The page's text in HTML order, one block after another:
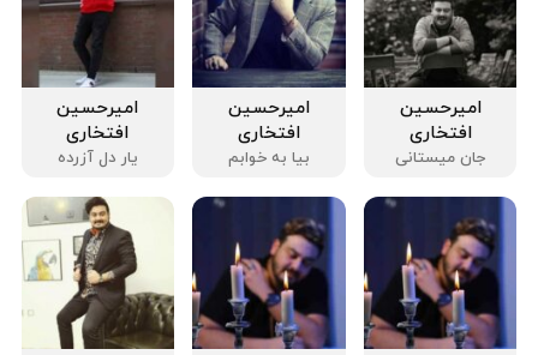
امیرحسین
افتخاری
جان میستانی
امیرحسین
افتخاری
بیا به خوابم
امیرحسین
افتخاری
یار دل آزرده